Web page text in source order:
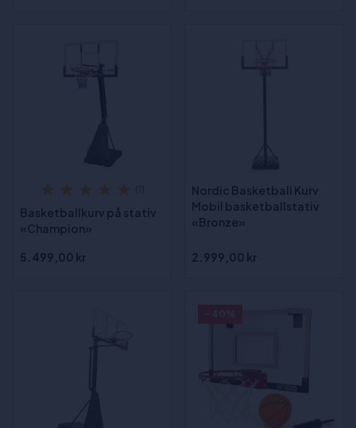
Basketballkurv på stativ
«Champion»
5.499,00 kr
Nordic Basketball Kurv
Mobil basketballstativ
«Bronze»
2.999,00 kr